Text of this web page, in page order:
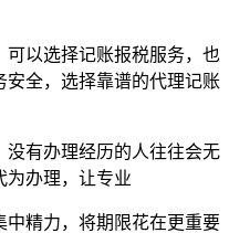
以选择记账报税服务，也
安全，选择靠谱的代理记账
有办理经历的人往往会无
为办理，让专业
精力，将期限花在更重要